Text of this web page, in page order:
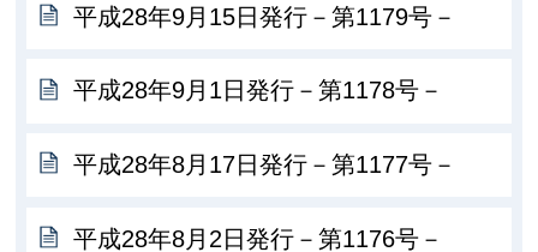
平成28年9月15日発行－第1179号－
平成28年9月1日発行－第1178号－
平成28年8月17日発行－第1177号－
平成28年8月2日発行－第1176号－